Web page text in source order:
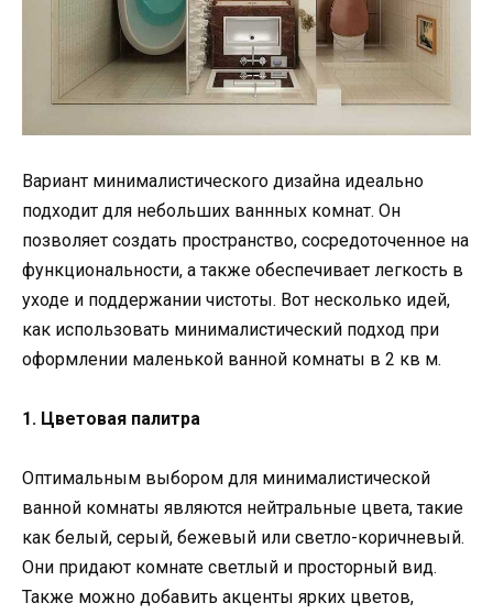
Вариант минималистического дизайна идеально
подходит для небольших ваннных комнат. Он
позволяет создать пространство, сосредоточенное на
функциональности, а также обеспечивает легкость в
уходе и поддержании чистоты. Вот несколько идей,
как использовать минималистический подход при
оформлении маленькой ванной комнаты в 2 кв м.
1. Цветовая палитра
Оптимальным выбором для минималистической
ванной комнаты являются нейтральные цвета, такие
как белый, серый, бежевый или светло-коричневый.
Они придают комнате светлый и просторный вид.
Также можно добавить акценты ярких цветов,